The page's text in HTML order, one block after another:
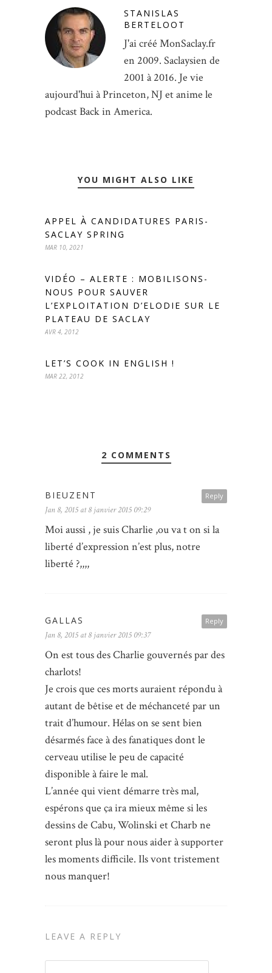
STANISLAS
BERTELOOT
J'ai créé MonSaclay.fr
en 2009. Saclaysien de
2001 à 2016. Je vie
aujourd'hui à Princeton, NJ et anime le
podcast Back in America.
YOU MIGHT ALSO LIKE
APPEL À CANDIDATURES PARIS-
SACLAY SPRING
MAR 10, 2021
VIDÉO – ALERTE : MOBILISONS-
NOUS POUR SAUVER
L’EXPLOITATION D’ELODIE SUR LE
PLATEAU DE SACLAY
AVR 4, 2012
LET’S COOK IN ENGLISH !
MAR 22, 2012
2 COMMENTS
Reply
BIEUZENT
Jan 8, 2015 at 8 janvier 2015 09:29
Moi aussi , je suis Charlie ,ou va t on si la
liberté d’expression n’est plus, notre
liberté ?,,,,
Reply
GALLAS
Jan 8, 2015 at 8 janvier 2015 09:37
On est tous des Charlie gouvernés par des
charlots!
Je crois que ces morts auraient répondu à
autant de bêtise et de méchanceté par un
trait d’humour. Hélas on se sent bien
désarmés face à des fanatiques dont le
cerveau utilise le peu de capacité
disponible à faire le mal.
L’année qui vient démarre très mal,
espérons que ça ira mieux même si les
dessins de Cabu, Wolinski et Charb ne
seront plus là pour nous aider à supporter
les moments difficile. Ils vont tristement
nous manquer!
LEAVE A REPLY